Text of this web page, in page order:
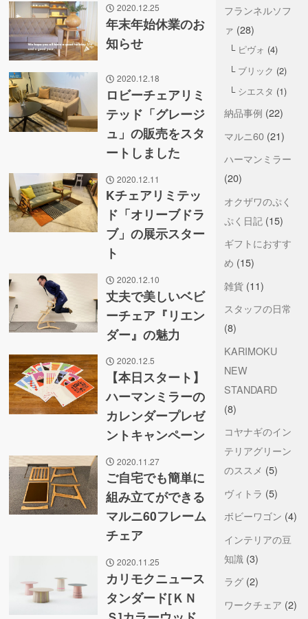
2020.12.25
年末年始休業のお
知らせ
2020.12.18
ロビーチェアリミ
テッド「グレージ
ュ」の販売をスタ
ートしました
2020.12.11
Kチェアリミテッ
ド「オリーブドラ
ブ」の展示スター
ト
2020.12.10
丈夫で美しいベビ
ーチェア『リエン
ダー』の魅力
2020.12.5
【本日スタート】
ハーマンミラーの
カレンダープレゼ
ントキャンペーン
2020.11.27
ご自宅でも簡単に
組み立てができる
マルニ60フレーム
チェア
2020.11.25
カリモクニュース
タンダード[ＫＮ
フランネルソフ
ァ (28)
ピヴォ (4)
ブリック (2)
シエスタ (1)
納品事例 (22)
マルニ60(21)
ハーマンミラー
(20)
オクザワのぷく
ぷく日記(15)
ギフトにおすす
め (15)
雑貨(11)
スタッフの日常
(8)
KARIMOKU
NEW
STANDARD
(8)
コヤナギのイン
テリアグリーン
のススメ (5)
ヴィトラ (5)
ボビーワゴン (4)
インテリアの豆
知識 (3)
ラグ(2)
ワークチェア (2)